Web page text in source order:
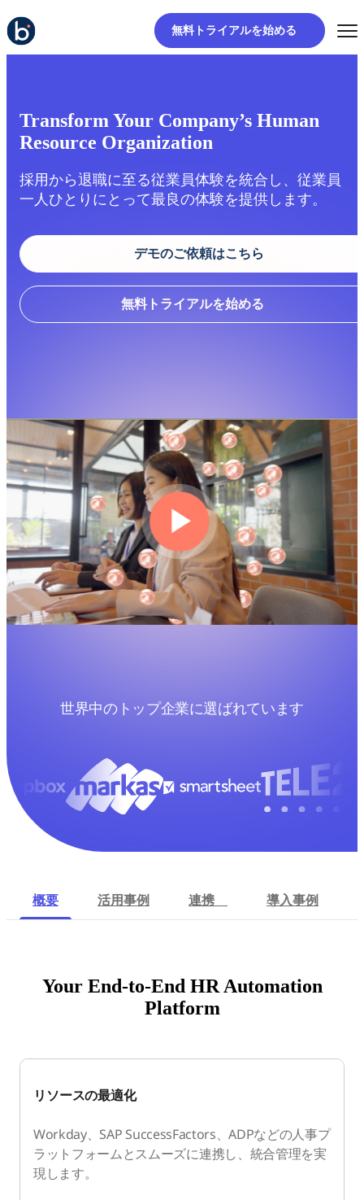
無料トライアルを始める
Transform Your Company’s Human
Resource Organization
採用から退職に至る従業員体験を統合し、従業員
一人ひとりにとって最良の体験を提供します。
デモのご依頼はこちら
無料トライアルを始める
世界中のトップ企業に選ばれています
概要 活用事例 連携 導入事例
Your End-to-End HR Automation
Platform
リソースの最適化
Workday、SAP SuccessFactors、ADPなどの人事プ
ラットフォームとスムーズに連携し、統合管理を実
現します。